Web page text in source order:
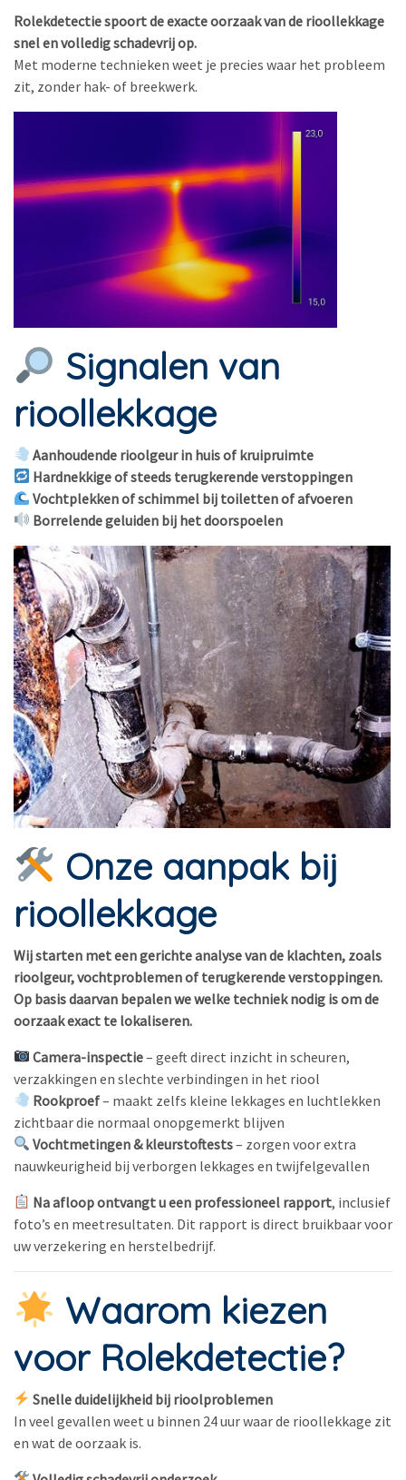
Rolekdetectie spoort de exacte oorzaak van de rioollekkage
snel en volledig schadevrij op.
Met moderne technieken weet je precies waar het probleem
zit, zonder hak- of breekwerk.
Signalen van
rioollekkage
Aanhoudende rioolgeur in huis of kruipruimte
Hardnekkige of steeds terugkerende verstoppingen
Vochtplekken of schimmel bij toiletten of afvoeren
Borrelende geluiden bij het doorspoelen
Onze aanpak bij
rioollekkage
Wij starten met een gerichte analyse van de klachten, zoals
rioolgeur, vochtproblemen of terugkerende verstoppingen.
Op basis daarvan bepalen we welke techniek nodig is om de
oorzaak exact te lokaliseren.
Camera-inspectie– geeft direct inzicht in scheuren,
verzakkingen en slechte verbindingen in het riool
Rookproef– maakt zelfs kleine lekkages en luchtlekken
zichtbaar die normaal onopgemerkt blijven
Vochtmetingen & kleurstoftests– zorgen voor extra
nauwkeurigheid bij verborgen lekkages en twijfelgevallen
Na afloop ontvangt u een professioneel rapport, inclusief
foto’s en meetresultaten. Dit rapport is direct bruikbaar voor
uw verzekering en herstelbedrijf.
Waarom kiezen
voor Rolekdetectie?
Snelle duidelijkheid bij rioolproblemen
In veel gevallen weet u binnen 24 uur waar de rioollekkage zit
en wat de oorzaak is.